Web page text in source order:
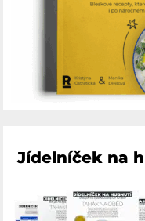
Jídelníček na